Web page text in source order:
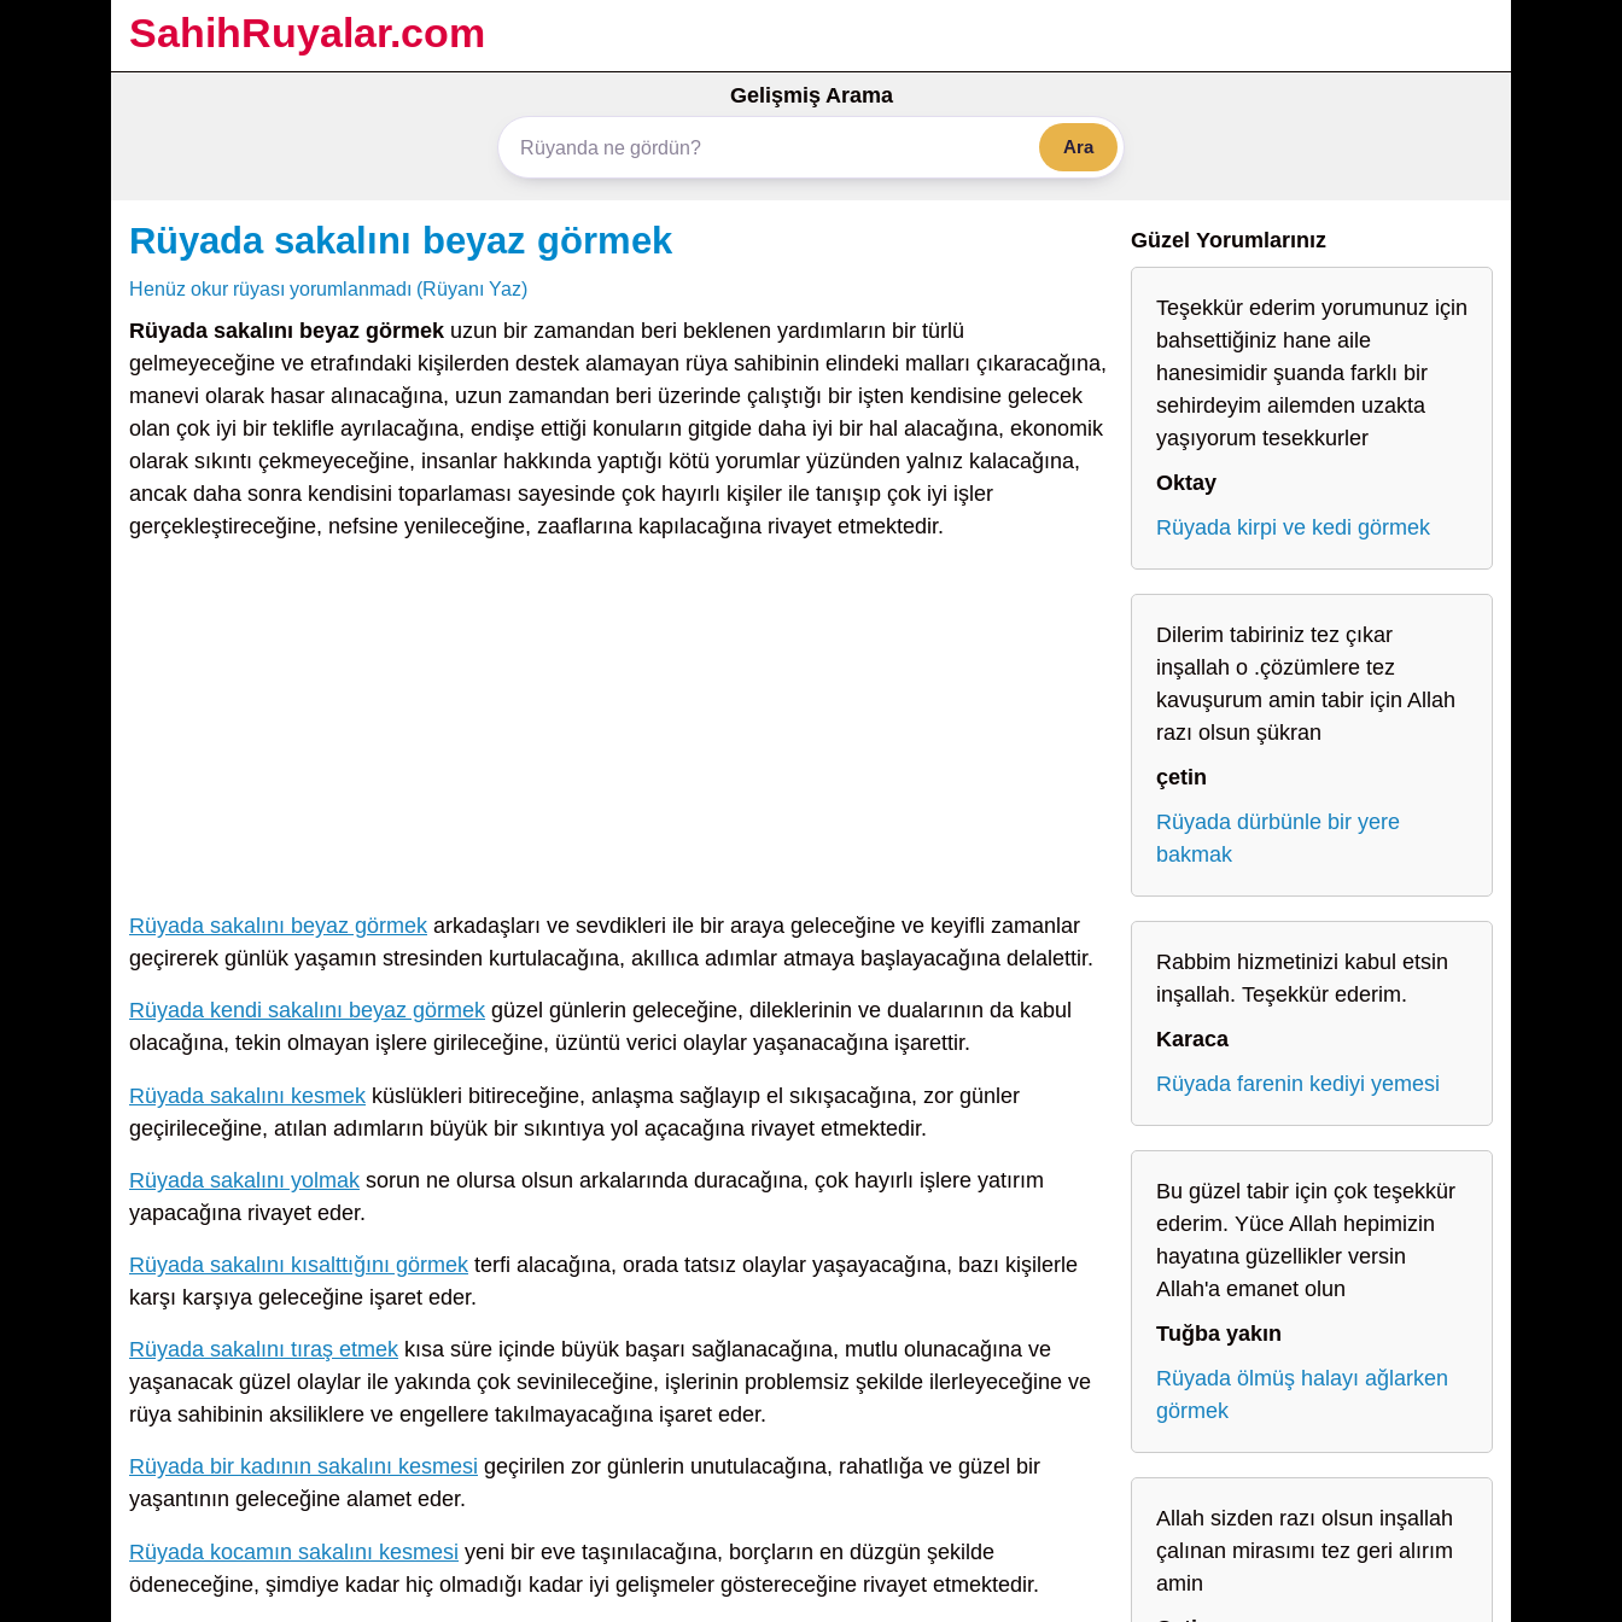
SahihRuyalar.com
Gelişmiş Arama
Ara
Rüyada sakalını beyaz görmek
Henüz okur rüyası yorumlanmadı (Rüyanı Yaz)
Rüyada sakalını beyaz görmek uzun bir zamandan beri beklenen yardımların bir türlü
gelmeyeceğine ve etrafındaki kişilerden destek alamayan rüya sahibinin elindeki malları çıkaracağına,
manevi olarak hasar alınacağına, uzun zamandan beri üzerinde çalıştığı bir işten kendisine gelecek
olan çok iyi bir teklifle ayrılacağına, endişe ettiği konuların gitgide daha iyi bir hal alacağına, ekonomik
olarak sıkıntı çekmeyeceğine, insanlar hakkında yaptığı kötü yorumlar yüzünden yalnız kalacağına,
ancak daha sonra kendisini toparlaması sayesinde çok hayırlı kişiler ile tanışıp çok iyi işler
gerçekleştireceğine, nefsine yenileceğine, zaaflarına kapılacağına rivayet etmektedir.
Rüyada sakalını beyaz görmek arkadaşları ve sevdikleri ile bir araya geleceğine ve keyifli zamanlar
geçirerek günlük yaşamın stresinden kurtulacağına, akıllıca adımlar atmaya başlayacağına delalettir.
Rüyada kendi sakalını beyaz görmek güzel günlerin geleceğine, dileklerinin ve dualarının da kabul
olacağına, tekin olmayan işlere girileceğine, üzüntü verici olaylar yaşanacağına işarettir.
Rüyada sakalını kesmek küslükleri bitireceğine, anlaşma sağlayıp el sıkışacağına, zor günler
geçirileceğine, atılan adımların büyük bir sıkıntıya yol açacağına rivayet etmektedir.
Rüyada sakalını yolmak sorun ne olursa olsun arkalarında duracağına, çok hayırlı işlere yatırım
yapacağına rivayet eder.
Rüyada sakalını kısalttığını görmek terfi alacağına, orada tatsız olaylar yaşayacağına, bazı kişilerle
karşı karşıya geleceğine işaret eder.
Rüyada sakalını tıraş etmek kısa süre içinde büyük başarı sağlanacağına, mutlu olunacağına ve
yaşanacak güzel olaylar ile yakında çok sevinileceğine, işlerinin problemsiz şekilde ilerleyeceğine ve
rüya sahibinin aksiliklere ve engellere takılmayacağına işaret eder.
Rüyada bir kadının sakalını kesmesi geçirilen zor günlerin unutulacağına, rahatlığa ve güzel bir
yaşantının geleceğine alamet eder.
Rüyada kocamın sakalını kesmesi yeni bir eve taşınılacağına, borçların en düzgün şekilde
ödeneceğine, şimdiye kadar hiç olmadığı kadar iyi gelişmeler göstereceğine rivayet etmektedir.
Güzel Yorumlarınız
Teşekkür ederim yorumunuz için
bahsettiğiniz hane aile
hanesimidir şuanda farklı bir
sehirdeyim ailemden uzakta
yaşıyorum tesekkurler
Oktay
Rüyada kirpi ve kedi görmek
Dilerim tabiriniz tez çıkar
inşallah o .çözümlere tez
kavuşurum amin tabir için Allah
razı olsun şükran
çetin
Rüyada dürbünle bir yere
bakmak
Rabbim hizmetinizi kabul etsin
inşallah. Teşekkür ederim.
Karaca
Rüyada farenin kediyi yemesi
Bu güzel tabir için çok teşekkür
ederim. Yüce Allah hepimizin
hayatına güzellikler versin
Allah'a emanet olun
Tuğba yakın
Rüyada ölmüş halayı ağlarken
görmek
Allah sizden razı olsun inşallah
çalınan mirasımı tez geri alırım
amin